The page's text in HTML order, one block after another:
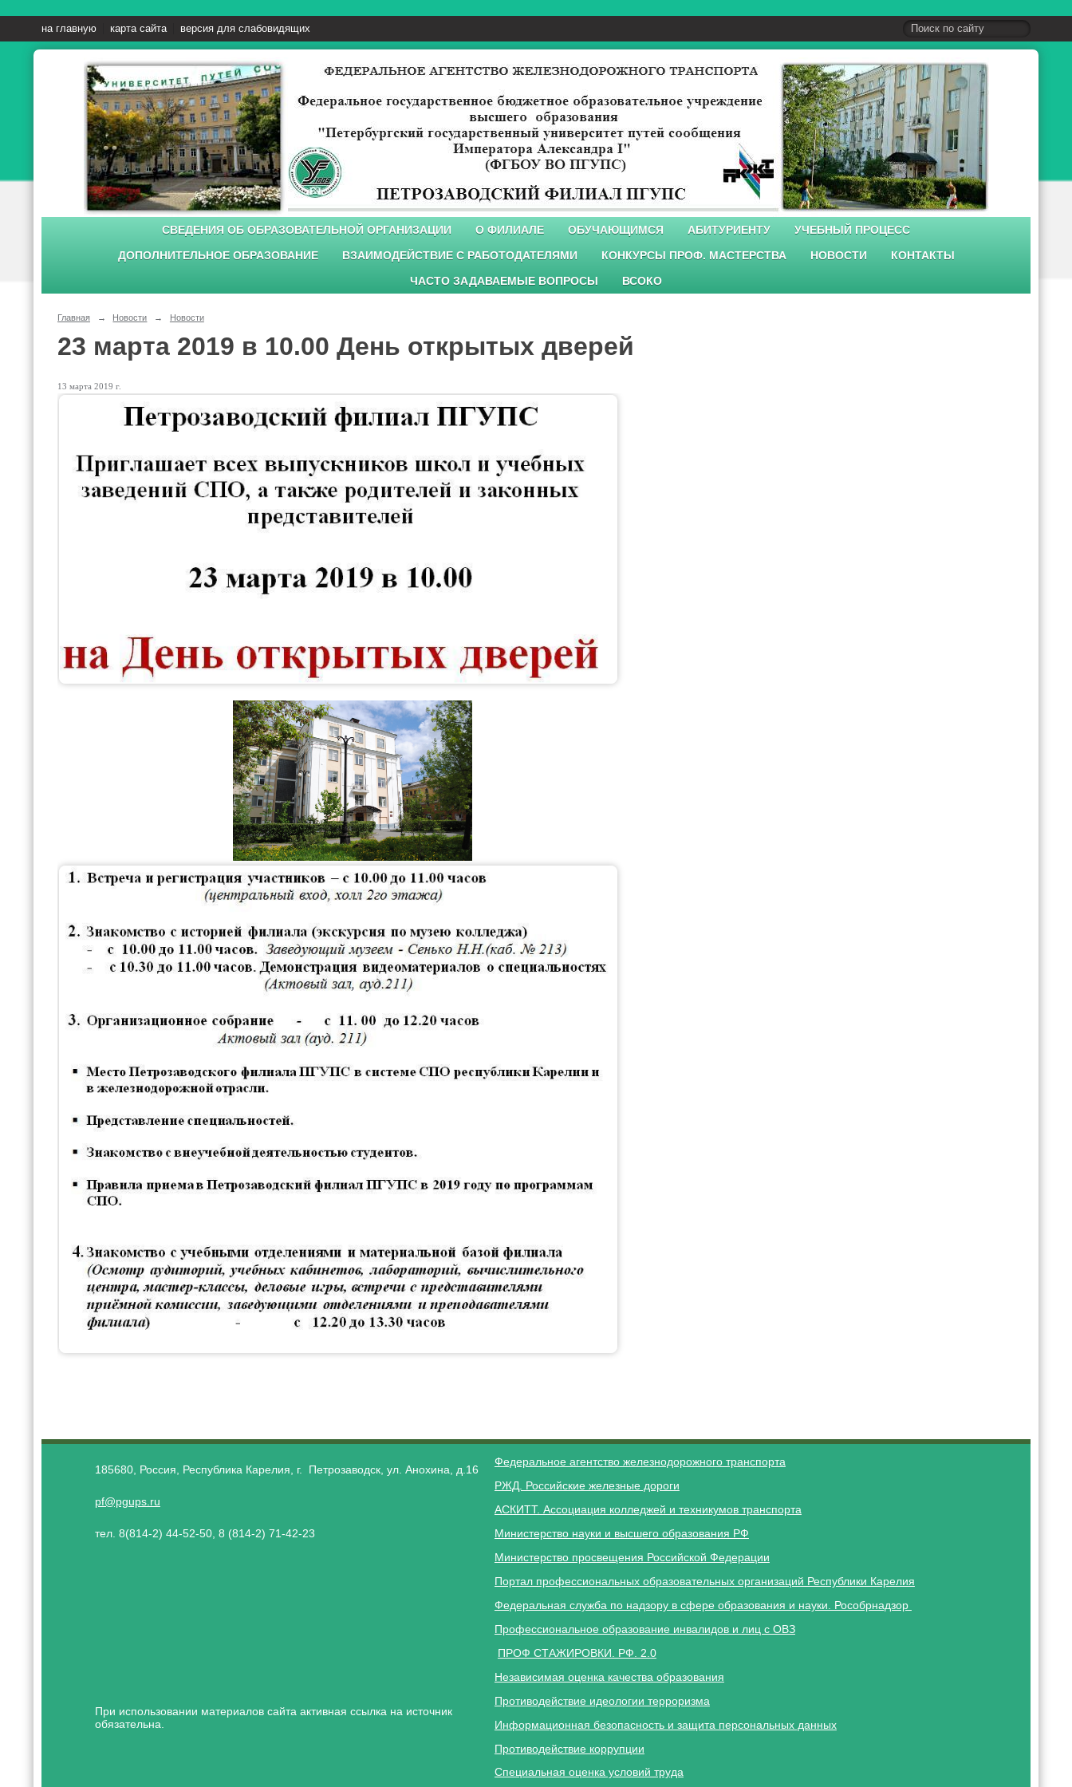
на главную карта сайта версия для слабовидящих
СВЕДЕНИЯ ОБ ОБРАЗОВАТЕЛЬНОЙ ОРГАНИЗАЦИИ О ФИЛИАЛЕ ОБУЧАЮЩИМСЯ АБИТУРИЕНТУ УЧЕБНЫЙ ПРОЦЕСС
ДОПОЛНИТЕЛЬНОЕ ОБРАЗОВАНИЕ ВЗАИМОДЕЙСТВИЕ С РАБОТОДАТЕЛЯМИ КОНКУРСЫ ПРОФ. МАСТЕРСТВА НОВОСТИ КОНТАКТЫ
ЧАСТО ЗАДАВАЕМЫЕ ВОПРОСЫ ВСОКО
Главная → Новости → Новости
23 марта 2019 в 10.00 День открытых дверей
13 марта 2019 г.
185680, Россия, Республика Карелия, г. Петрозаводск, ул. Анохина, д.16
Федеральное агентство железнодорожного транспорта
РЖД. Российские железные дороги
АСКИТТ. Ассоциация колледжей и техникумов транспорта
Министерство науки и высшего образования РФ
Министерство просвещения Российской Федерации
Портал профессиональных образовательных организаций Республики Карелия
Федеральная служба по надзору в сфере образования и науки. Рособрнадзор
Профессиональное образование инвалидов и лиц с ОВЗ
ПРОФ СТАЖИРОВКИ. РФ. 2.0
Независимая оценка качества образования
Противодействие идеологии терроризма
Информационная безопасность и защита персональных данных
Противодействие коррупции
Специальная оценка условий труда
pf@pgups.ru
тел. 8(814-2) 44-52-50, 8 (814-2) 71-42-23
При использовании материалов сайта активная ссылка на источник
обязательна.